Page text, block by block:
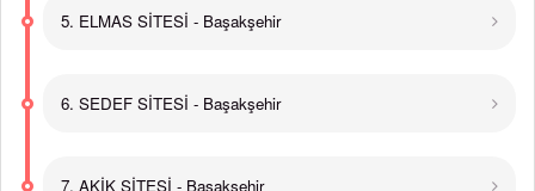
5. ELMAS SİTESİ - Başakşehir
6. SEDEF SİTESİ - Başakşehir
7. AKİK SİTESİ - Başakşehir